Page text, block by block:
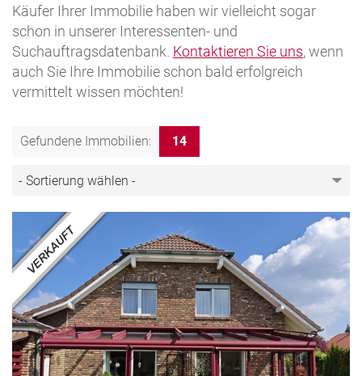
Käufer Ihrer Immobilie haben wir vielleicht sogar
schon in unserer Interessenten- und
Suchauftragsdatenbank. Kontaktieren Sie uns, wenn
auch Sie Ihre Immobilie schon bald erfolgreich
vermittelt wissen möchten!
Gefundene Immobilien: 14